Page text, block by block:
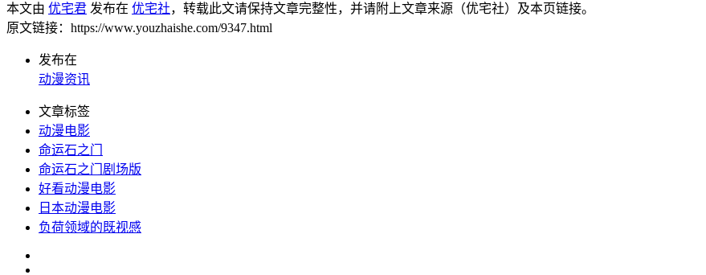
本文由 优宅君 发布在 优宅社，转载此文请保持文章完整性，并请附上文章来源（优宅社）及本页链接。
原文链接：https://www.youzhaishe.com/9347.html
发布在
动漫资讯
文章标签
动漫电影
命运石之门
命运石之门剧场版
好看动漫电影
日本动漫电影
负荷领域的既视感